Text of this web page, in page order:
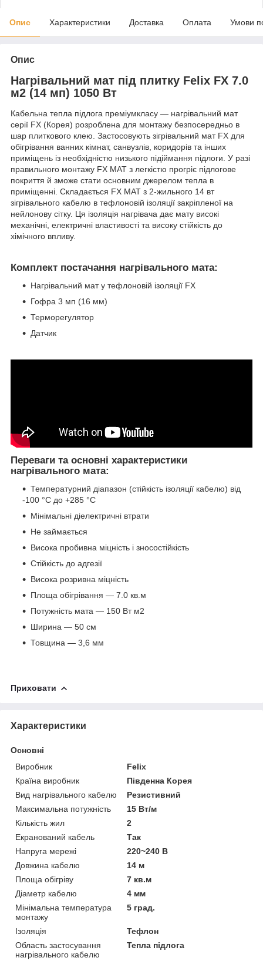
Опис Характеристики Доставка Оплата Умови
Опис
Нагрівальний мат під плитку Felix FX 7.0
м2 (14 мп) 1050 Вт
Кабельна тепла підлога преміумкласу — нагрівальний мат
серії FX (Корея) розроблена для монтажу безпосередньо в
шар плиткового клею. Застосовують зігрівальний мат FX для
обігрівання ванних кімнат, санвузлів, коридорів та інших
приміщень із необхідністю низького підіймання підлоги. У разі
правильного монтажу FX MAT з легкістю прогріє підлогове
покриття й зможе стати основним джерелом тепла в
приміщенні. Складається FX MAT з 2-жильного 14 вт
зігрівального кабелю в тефлоновій ізоляції закріпленої на
нейлонову сітку. Ця ізоляція нагрівача дає мату високі
механічні, електричні властивості та високу стійкість до
хімічного впливу.
Комплект постачання нагрівального мата:
Нагрівальний мат у тефлоновій ізоляції FX
Гофра 3 мп (16 мм)
Терморегулятор
Датчик
Переваги та основні характеристики
нагрівального мата:
Температурний діапазон (стійкість ізоляції кабелю) від
-100 °C до +285 °C
Мінімальні діелектричні втрати
Не займається
Висока пробивна міцність і зносостійкість
Стійкість до адгезії
Висока розривна міцність
Площа обігрівання — 7.0 кв.м
Потужність мата — 150 Вт м2
Ширина — 50 см
Товщина — 3,6 мм
Приховати
Характеристики
Основні
Виробник
Felix
Країна виробник
Південна Корея
Вид нагрівального кабелю
Резистивний
Максимальна потужність
15 Вт/м
Кількість жил
2
Екранований кабель
Так
Напруга мережі
220~240 В
Довжина кабелю
14 м
Площа обігріву
7 кв.м
Діаметр кабелю
4 мм
Мінімальна температура
монтажу
5 град.
Ізоляція
Тефлон
Область застосування
нагрівального кабелю
Тепла підлога